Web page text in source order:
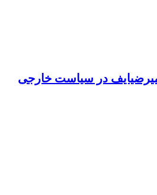
میرضیایف در سیاست خارجی